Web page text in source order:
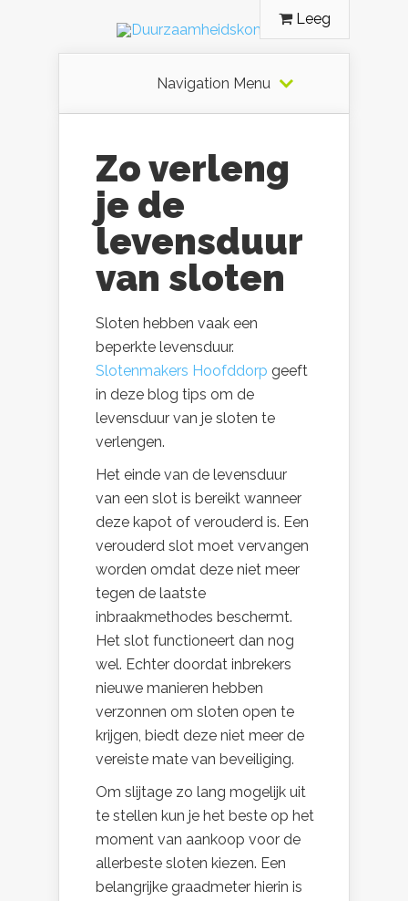
Leeg
Navigation Menu
Zo verleng
je de
levensduur
van sloten
Sloten hebben vaak een
beperkte levensduur.
Slotenmakers Hoofddorp geeft
in deze blog tips om de
levensduur van je sloten te
verlengen.
Het einde van de levensduur
van een slot is bereikt wanneer
deze kapot of verouderd is. Een
verouderd slot moet vervangen
worden omdat deze niet meer
tegen de laatste
inbraakmethodes beschermt.
Het slot functioneert dan nog
wel. Echter doordat inbrekers
nieuwe manieren hebben
verzonnen om sloten open te
krijgen, biedt deze niet meer de
vereiste mate van beveiliging.
Om slijtage zo lang mogelijk uit
te stellen kun je het beste op het
moment van aankoop voor de
allerbeste sloten kiezen. Een
belangrijke graadmeter hierin is